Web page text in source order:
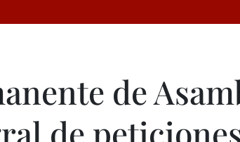
de
de